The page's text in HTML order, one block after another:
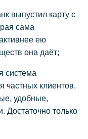
выпустил карту с
сама
ею
она даёт;
система
частных клиентов,
удобные,
Достаточно только